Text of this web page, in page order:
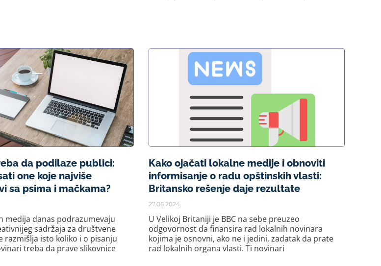
da podilaze publici:
one koje najviše
sa psima i mačkama?
medija danas podrazumevaju
sadržaja za društvene
razmišlja isto koliko i o pisanju
treba da prave slikovnice
Kako ojačati lokalne medije i obnoviti
informisanje o radu opštinskih vlasti:
Britansko rešenje daje rezultate
27.06.2024.
U Velikoj Britaniji je BBC na sebe preuzeo
odgovornost da finansira rad lokalnih novinara
kojima je osnovni, ako ne i jedini, zadatak da prate
rad lokalnih organa vlasti. Ti novinari